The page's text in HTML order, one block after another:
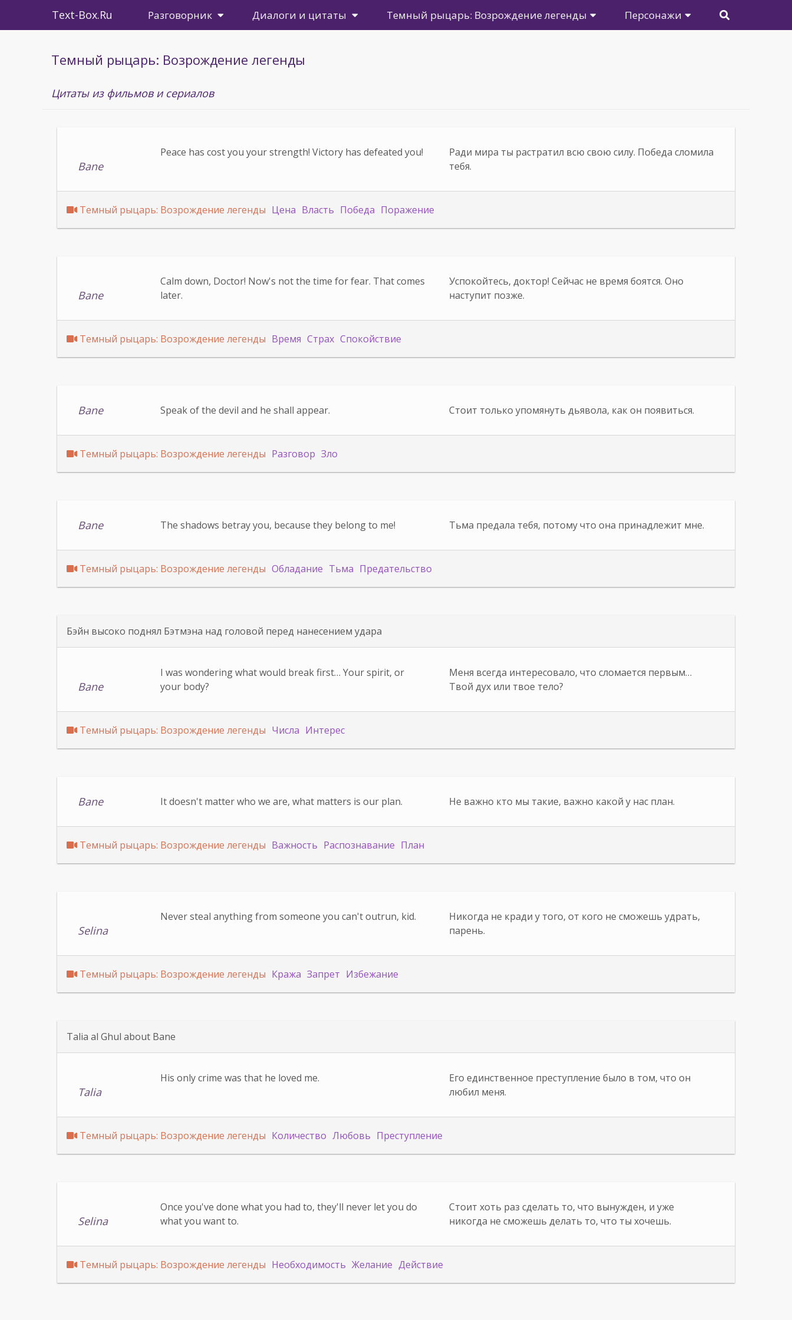
Text-Box.Ru Разговорник Диалоги и цитаты Темный рыцарь: Возрождение легенды Персонажи
Темный рыцарь: Возрождение легенды
Цитаты из фильмов и сериалов
Bane
Peace has cost you your strength! Victory has defeated you!
Ради мира ты растратил всю свою силу. Победа сломила
тебя.
Темный рыцарь: Возрождение легенды Цена Власть Победа Поражение
Bane
Calm down, Doctor! Now's not the time for fear. That comes
later.
Успокойтесь, доктор! Сейчас не время боятся. Оно
наступит позже.
Темный рыцарь: Возрождение легенды Время Страх Спокойствие
Bane Speak of the devil and he shall appear. Стоит только упомянуть дьявола, как он появиться.
Темный рыцарь: Возрождение легенды Разговор Зло
Bane The shadows betray you, because they belong to me! Тьма предала тебя, потому что она принадлежит мне.
Темный рыцарь: Возрождение легенды Обладание Тьма Предательство
Бэйн высоко поднял Бэтмэна над головой перед нанесением удара
Bane
I was wondering what would break first… Your spirit, or
your body?
Меня всегда интересовало, что сломается первым…
Твой дух или твое тело?
Темный рыцарь: Возрождение легенды Числа Интерес
Bane It doesn't matter who we are, what matters is our plan. Не важно кто мы такие, важно какой у нас план.
Темный рыцарь: Возрождение легенды Важность Распознавание План
Selina
Never steal anything from someone you can't outrun, kid.
Никогда не кради у того, от кого не сможешь удрать,
парень.
Темный рыцарь: Возрождение легенды Кража Запрет Избежание
Talia al Ghul about Bane
Talia
His only crime was that he loved me.
Его единственное преступление было в том, что он
любил меня.
Темный рыцарь: Возрождение легенды Количество Любовь Преступление
Selina
Once you've done what you had to, they'll never let you do
what you want to.
Стоит хоть раз сделать то, что вынужден, и уже
никогда не сможешь делать то, что ты хочешь.
Темный рыцарь: Возрождение легенды Необходимость Желание Действие